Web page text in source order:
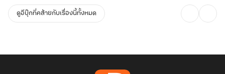
ดูอีบุ๊กที่คล้ายกับเรื่องนี้ทั้งหมด